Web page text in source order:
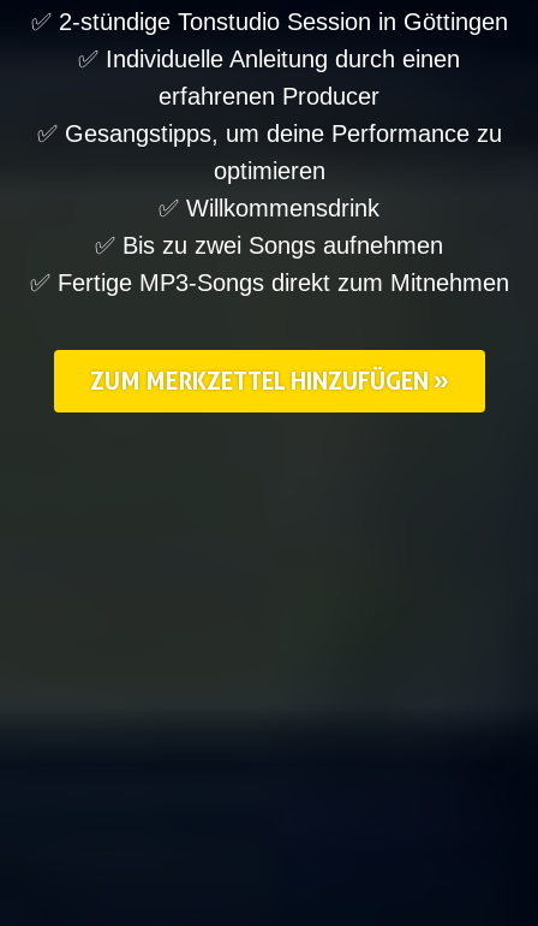
✅ 2-stündige Tonstudio Session in Göttingen
✅ Individuelle Anleitung durch einen
erfahrenen Producer
✅ Gesangstipps, um deine Performance zu
optimieren
✅ Willkommensdrink
✅ Bis zu zwei Songs aufnehmen
✅ Fertige MP3-Songs direkt zum Mitnehmen
ZUM MERKZETTEL HINZUFÜGEN »